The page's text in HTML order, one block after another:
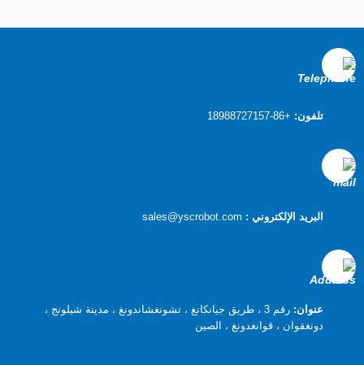
تلفون: +86-18988727157
البريد الإلكتروني : sales@yscrobot.com
عنوان:
رقم 3 ، طريق جيانكانغ ، تشونغشاندونغ ، مدينة شيلونج ،
دونغقوان ، قوانغدونغ ، الصين